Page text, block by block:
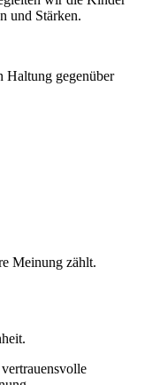
und Stärken.
Haltung gegenüber
Meinung zählt.